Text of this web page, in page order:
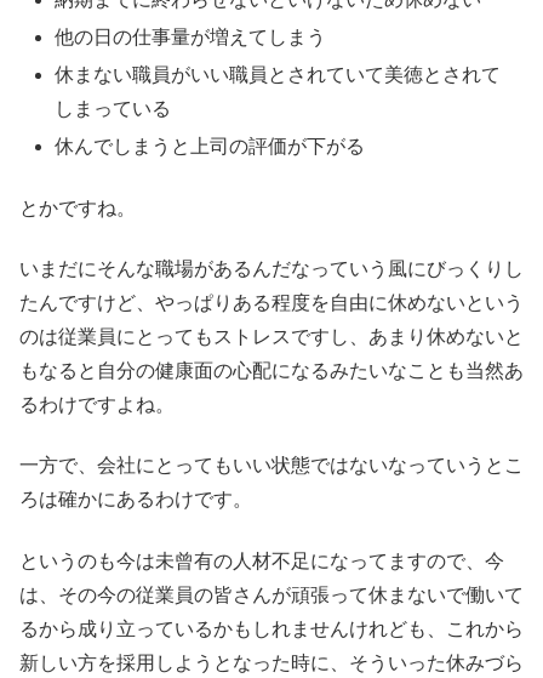
他の日の仕事量が増えてしまう
休まない職員がいい職員とされていて美徳とされて
しまっている
休んでしまうと上司の評価が下がる
とかですね。
いまだにそんな職場があるんだなっていう風にびっくりし
たんですけど、やっぱりある程度を自由に休めないという
のは従業員にとってもストレスですし、あまり休めないと
もなると自分の健康面の心配になるみたいなことも当然あ
るわけですよね。
一方で、会社にとってもいい状態ではないなっていうとこ
ろは確かにあるわけです。
というのも今は未曾有の人材不足になってますので、今
は、その今の従業員の皆さんが頑張って休まないで働いて
るから成り立っているかもしれませんけれども、これから
新しい方を採用しようとなった時に、そういった休みづら